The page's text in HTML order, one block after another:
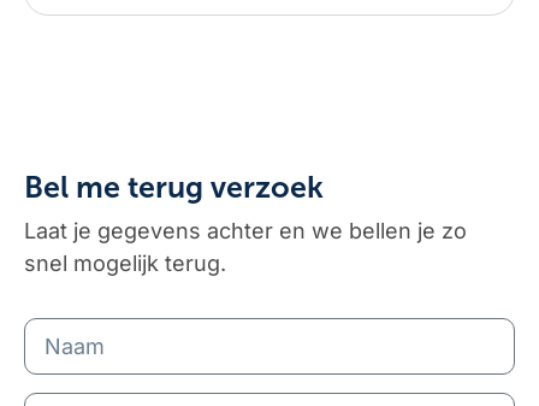
Bel me terug verzoek
Laat je gegevens achter en we bellen je zo
snel mogelijk terug.